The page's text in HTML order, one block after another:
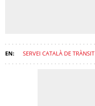
SERVEI CATALÀ DE TRÀNSIT